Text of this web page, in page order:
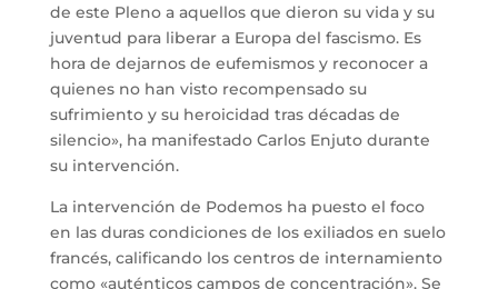
de este Pleno a aquellos que dieron su vida y su
juventud para liberar a Europa del fascismo. Es
hora de dejarnos de eufemismos y reconocer a
quienes no han visto recompensado su
sufrimiento y su heroicidad tras décadas de
silencio», ha manifestado Carlos Enjuto durante
su intervención.
La intervención de Podemos ha puesto el foco
en las duras condiciones de los exiliados en suelo
francés, calificando los centros de internamiento
como «auténticos campos de concentración». Se